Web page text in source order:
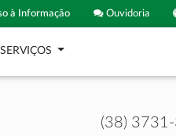
Ouvidoria
à Informação
SERVIÇOS
(38)